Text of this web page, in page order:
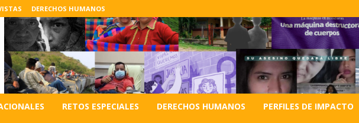
DERECHOS HUMANOS
RETOS ESPECIALES DERECHOS HUMANOS PERFILES DE IMPACTO